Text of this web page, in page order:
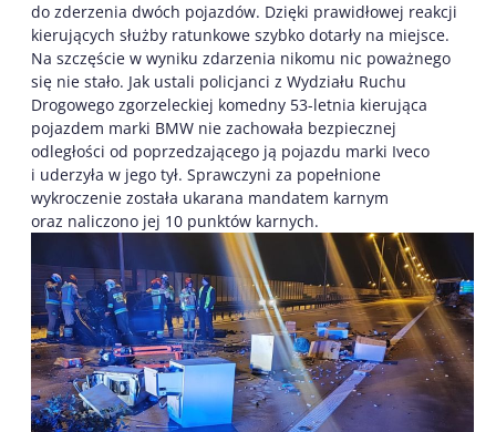
do zderzenia dwóch pojazdów. Dzięki prawidłowej reakcji
kierujących służby ratunkowe szybko dotarły na miejsce.
Na szczęście w wyniku zdarzenia nikomu nic poważnego
się nie stało. Jak ustali policjanci z Wydziału Ruchu
Drogowego zgorzeleckiej komedny 53-letnia kierująca
pojazdem marki BMW nie zachowała bezpiecznej
odległości od poprzedzającego ją pojazdu marki Iveco
i uderzyła w jego tył. Sprawczyni za popełnione
wykroczenie została ukarana mandatem karnym
oraz naliczono jej 10 punktów karnych.